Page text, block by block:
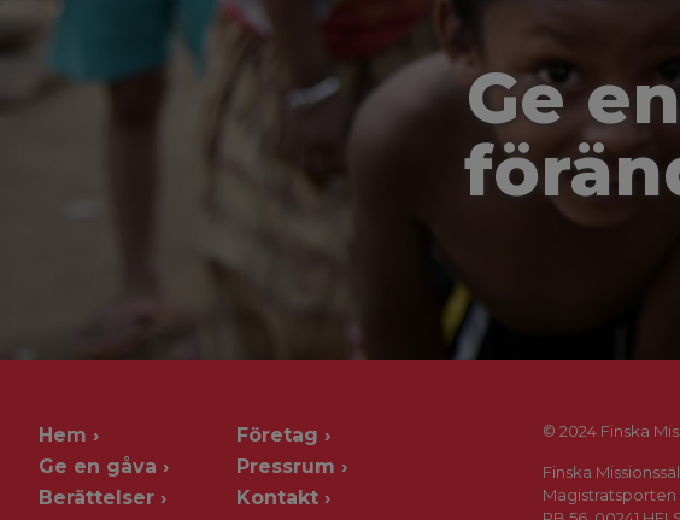
Ge
Hem
Ge en gåva
Berättelser
Företag
Pressrum
Kontakt
© 2024 Finska
Finska
Magistratsporten